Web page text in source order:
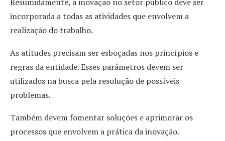
incorporada a todas as atividades que envolvem a
realização do trabalho.
As atitudes precisam ser esboçadas nos princípios e
regras da entidade. Esses parâmetros devem ser
utilizados na busca pela resolução de possíveis
problemas.
Também devem fomentar soluções e aprimorar os
processos que envolvem a prática da inovação.